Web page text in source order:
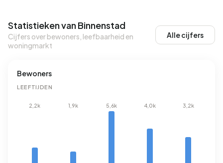
Statistieken van Binnenstad
Cijfers over bewoners, leefbaarheid en
woningmarkt
Alle cijfers
Bewoners
LEEFTIJDEN
2,2k 1,9k 5,6k 4,0k 3,2k